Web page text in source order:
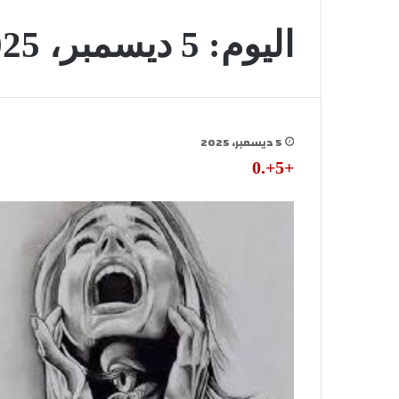
اليوم: 5 ديسمبر، 2025
5 ديسمبر، 2025
+5+.0